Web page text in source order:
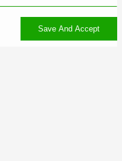
Save And Accept